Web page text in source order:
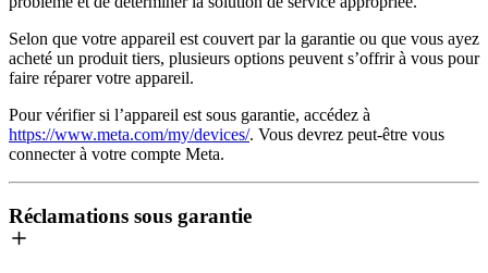
Selon que votre appareil est couvert par la garantie ou que vous ayez
acheté un produit tiers, plusieurs options peuvent s’offrir à vous pour
faire réparer votre appareil.
Pour vérifier si l’appareil est sous garantie, accédez à
https://www.meta.com/my/devices/. Vous devrez peut-être vous
connecter à votre compte Meta.
Réclamations sous garantie